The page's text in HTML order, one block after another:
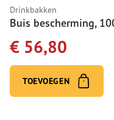
Drinkbakken
Buis bescherming,
€ 56,80
TOEVOEGEN